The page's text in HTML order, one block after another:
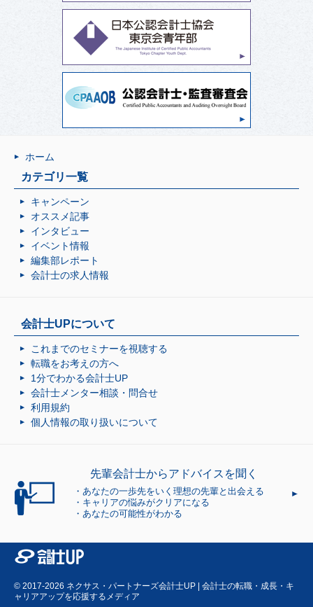
ホーム
カテゴリ一覧
キャンペーン
オススメ記事
インタビュー
イベント情報
編集部レポート
会計士の求人情報
会計士UPについて
これまでのセミナーを視聴する
転職をお考えの方へ
1分でわかる会計士UP
会計士メンター相談・問合せ
利用規約
個人情報の取り扱いについて
先輩会計士からアドバイスを聞く
あなたの一歩先をいく理想の先輩と出会える
キャリアの悩みがクリアになる
あなたの可能性がわかる
© 2017-2026 ネクサス・パートナーズ会計士UP | 会計士の転職・成長・キ
ャリアアップを応援するメディア